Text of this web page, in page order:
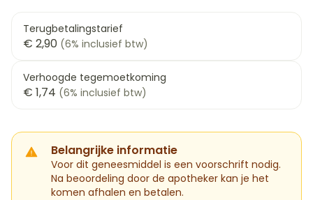
Terugbetalingstarief
€ 2,90 (6% inclusief btw)
Verhoogde tegemoetkoming
€ 1,74 (6% inclusief btw)
Belangrijke informatie
Voor dit geneesmiddel is een voorschrift nodig.
Na beoordeling door de apotheker kan je het
komen afhalen en betalen.